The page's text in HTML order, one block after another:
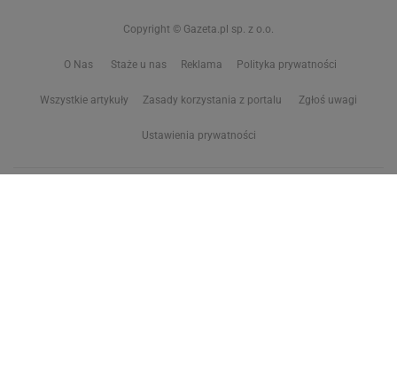
Copyright © Gazeta.pl sp. z o.o.
O Nas Staże u nas Reklama Polityka prywatności
Wszystkie artykuły Zasady korzystania z portalu Zgłoś uwagi
Ustawienia prywatności